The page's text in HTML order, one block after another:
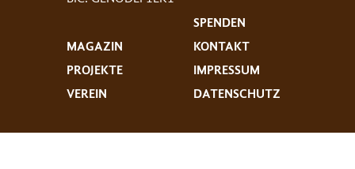
MAGAZIN
PROJEKTE
VEREIN
SPENDEN
KONTAKT
IMPRESSUM
DATENSCHUTZ